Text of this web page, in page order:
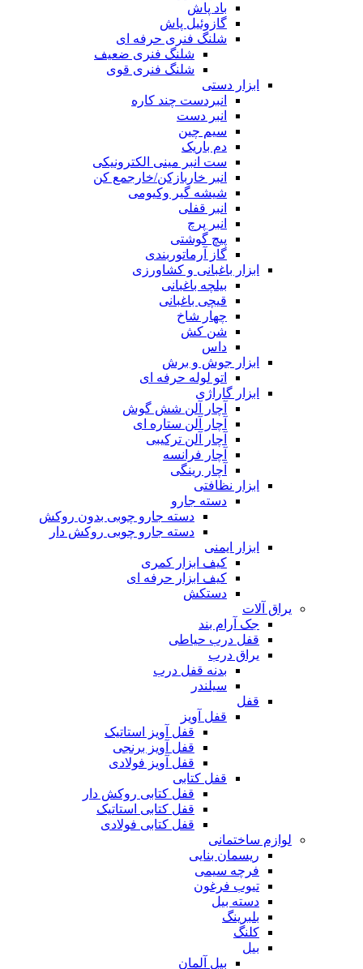
باد پاش
گازوئیل پاش
شلنگ فنری حرفه ای
شلنگ فنری ضعیف
شلنگ فنری قوی
ابزار دستی
انبردست چند کاره
انبر دست
سیم چین
دم باریک
ست انبر مینی الکترونیکی
انبر خاربازکن/خارجمع کن
شیشه گیر وکیومی
انبر قفلی
انبر پرچ
پیچ گوشتی
گاز آرماتوربندی
ابزار باغبانی و کشاورزی
بیلچه باغبانی
قیچی باغبانی
چهار شاخ
شن کش
داس
ابزار جوش و برش
اتو لوله حرفه ای
ابزار گاراژی
آچار آلن شش گوش
آچار آلن ستاره ای
آچار آلن ترکیبی
آچار فرانسه
آچار رینگی
ابزار نظافتی
دسته جارو
دسته جارو چوبی بدون روکش
دسته جارو چوبی روکش دار
ابزار ایمنی
کیف ابزار کمری
کیف ابزار حرفه ای
دستکش
یراق آلات
جک آرام بند
قفل درب حیاطی
یراق درب
بدنه قفل درب
سیلندر
قفل
قفل آویز
قفل آویز استاتیک
قفل آویز برنجی
قفل آویز فولادی
قفل کتابی
قفل کتابی روکش دار
قفل کتابی استاتیک
قفل کتابی فولادی
لوازم ساختمانی
ریسمان بنایی
فرچه سیمی
تیوب فرغون
دسته بیل
بلبرينگ
کلنگ
بیل
بیل آلمان